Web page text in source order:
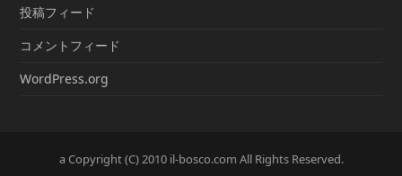
投稿フィード
コメントフィード
WordPress.org
a Copyright (C) 2010 il-bosco.com All Rights Reserved.